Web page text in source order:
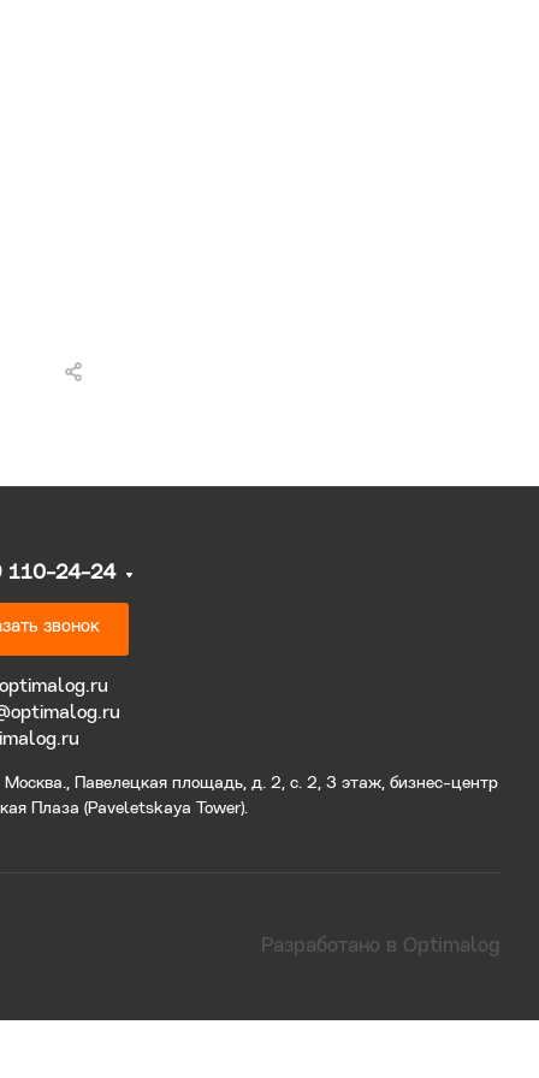
110-24-24
звонок
Павелецкая площадь, д. 2, с. 2, 3 этаж, бизнес-центр
Плаза (Paveletskaya Tower).
Разработано в Optimalog